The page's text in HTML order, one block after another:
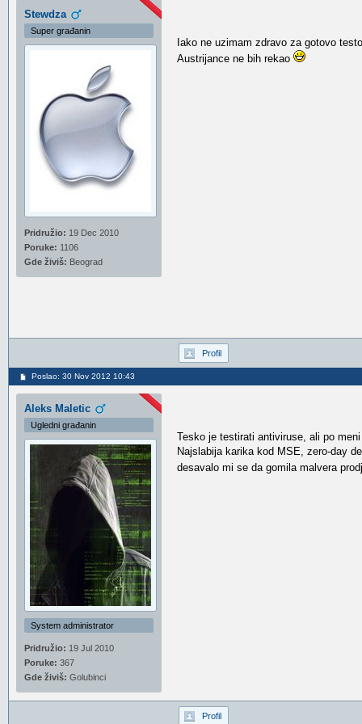
Stewdza
Super građanin
Pridružio: 19 Dec 2010
Poruke: 1106
Gde živiš: Beograd
Iako ne uzimam zdravo za gotovo
Austrijance ne bih rekao
Profil
Poslao: 30 Nov 2012 10:43
Aleks Maletic
Ugledni građanin
System administrator
Pridružio: 19 Jul 2010
Poruke: 367
Gde živiš: Golubinci
Tesko je testirati antiviruse, ali po
Najslabija karika kod MSE, zero-day
desavalo mi se da gomila malvera
Profil